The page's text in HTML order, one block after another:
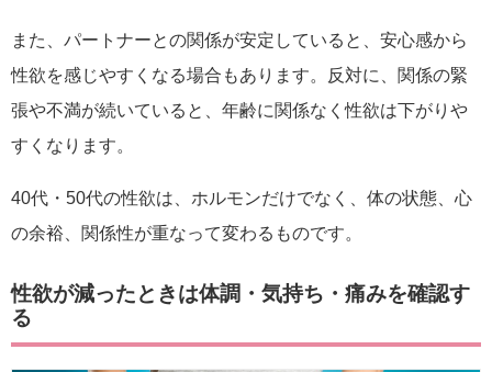
また、パートナーとの関係が安定していると、安心感から
性欲を感じやすくなる場合もあります。反対に、関係の緊
張や不満が続いていると、年齢に関係なく性欲は下がりや
すくなります。
40代・50代の性欲は、ホルモンだけでなく、体の状態、心
の余裕、関係性が重なって変わるものです。
性欲が減ったときは体調・気持ち・痛みを確認す
る